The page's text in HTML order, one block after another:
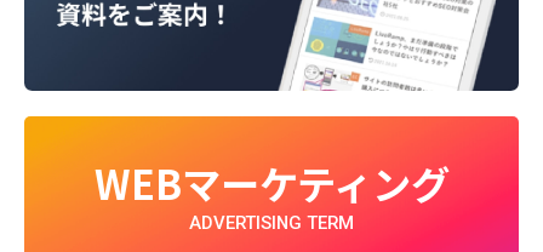
WEBマーケティング
ADVERTISING TERM